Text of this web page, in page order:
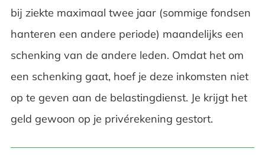
bij ziekte maximaal twee jaar (sommige fondsen
hanteren een andere periode) maandelijks een
schenking van de andere leden. Omdat het om
een schenking gaat, hoef je deze inkomsten niet
op te geven aan de belastingdienst. Je krijgt het
geld gewoon op je privérekening gestort.